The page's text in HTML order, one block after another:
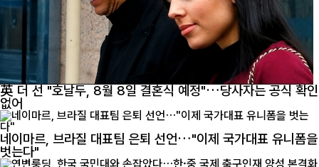
英 더 선 "호날두, 8월 8일 결혼식 예정"…당사자는 공식 확인
없어
네이마르, 브라질 대표팀 은퇴 선언…"이제 국가대표 유니폼을
벗는다"